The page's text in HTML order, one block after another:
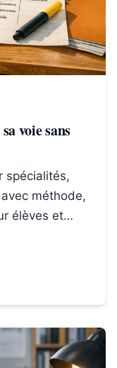
voie sans
spécialités,
méthode,
élèves et